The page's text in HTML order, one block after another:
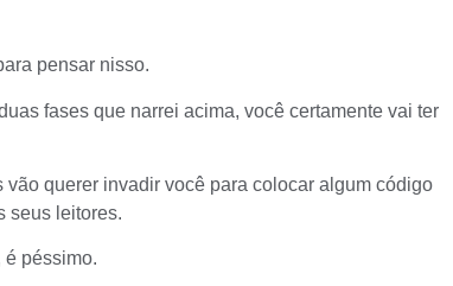
pensar nisso.
fases que narrei acima, você certamente vai ter
querer invadir você para colocar algum código
seus leitores.
é péssimo.